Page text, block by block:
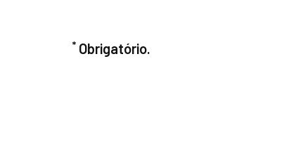
* Obrigatório.